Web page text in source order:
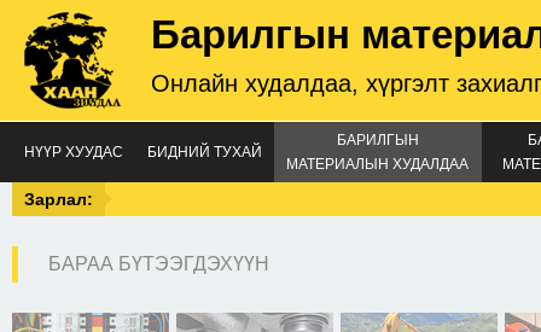
Барилгын
Онлайн худалдаа, хүргэлт
НҮҮР ХУУДАС БИДНИЙ ТУХАЙ
БАРИЛГЫН
МАТЕРИАЛЫН ХУДАЛДАА
Зарлал:
БАРАА БҮТЭЭГДЭХҮҮН
LED Гэрэл 28W